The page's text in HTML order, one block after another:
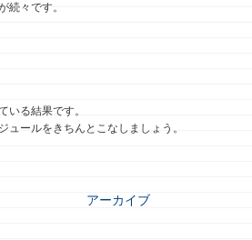
続々です。
いる結果です。
ュールをきちんとこなしましょう。
アーカイブ